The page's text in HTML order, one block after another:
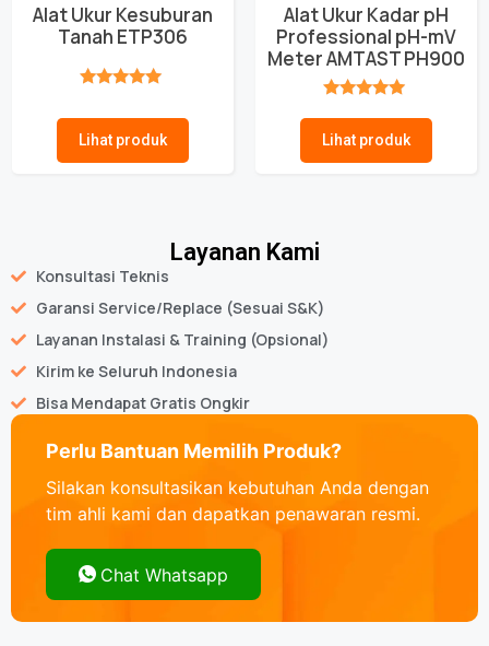
Alat Ukur Kesuburan
Tanah ETP306
Lihat produk
Alat Ukur Kadar pH
Professional pH-mV
Meter AMTAST PH900
Lihat produk
Layanan Kami
Konsultasi Teknis
Garansi Service/Replace (Sesuai S&K)
Layanan Instalasi & Training (Opsional)
Kirim ke Seluruh Indonesia
Bisa Mendapat Gratis Ongkir
Perlu Bantuan Memilih Produk?
Silakan konsultasikan kebutuhan Anda dengan
tim ahli kami dan dapatkan penawaran resmi.
Chat Whatsapp